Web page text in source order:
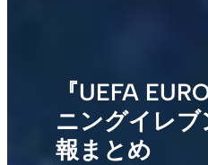
『UEFA
ニングイレブ
報まとめ